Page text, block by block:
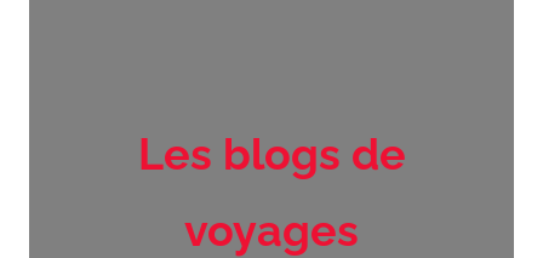
Les blogs de
voyages